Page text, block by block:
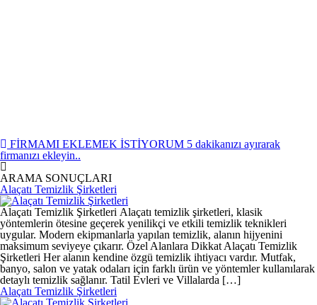
FİRMAMI EKLEMEK İSTİYORUM 5 dakikanızı ayırarak
firmanızı ekleyin..
ARAMA SONUÇLARI
Alaçatı Temizlik Şirketleri
Alaçatı Temizlik Şirketleri Alaçatı temizlik şirketleri, klasik
yöntemlerin ötesine geçerek yenilikçi ve etkili temizlik teknikleri
uygular. Modern ekipmanlarla yapılan temizlik, alanın hijyenini
maksimum seviyeye çıkarır. Özel Alanlara Dikkat Alaçatı Temizlik
Şirketleri Her alanın kendine özgü temizlik ihtiyacı vardır. Mutfak,
banyo, salon ve yatak odaları için farklı ürün ve yöntemler kullanılarak
detaylı temizlik sağlanır. Tatil Evleri ve Villalarda […]
Alaçatı Temizlik Şirketleri